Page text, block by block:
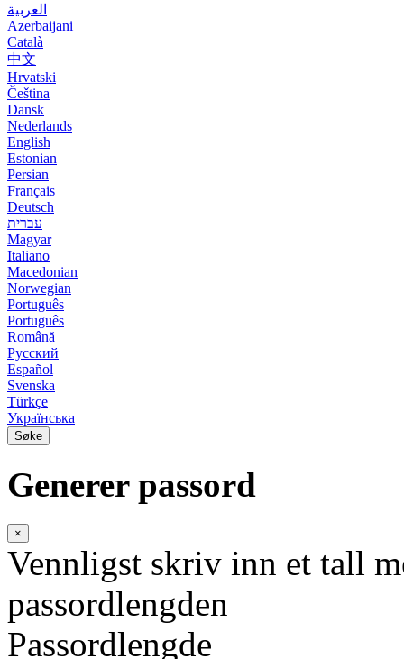
العربية
Azerbaijani
Català
中文
Hrvatski
Čeština
Dansk
Nederlands
English
Estonian
Persian
Français
Deutsch
עברית
Magyar
Italiano
Macedonian
Norwegian
Português
Português
Română
Русский
Español
Svenska
Türkçe
Українська
Søke
Generer passord
×
Vennligst skriv inn et tall
passordlengden
Passordlengde